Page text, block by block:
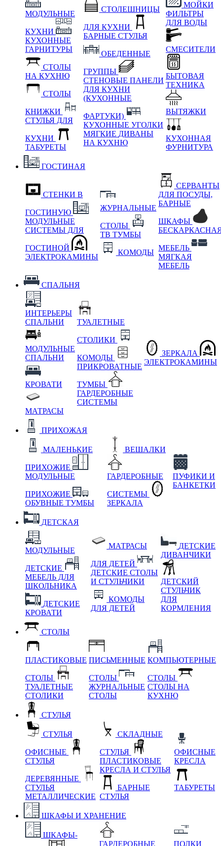
МОДУЛЬНЫЕ
КУХНИ
КУХОННЫЕ
ГАРНИТУРЫ
СТОЛЫ
НА КУХНЮ
СТОЛЫ
КНИЖКИ
СТУЛЬЯ ДЛЯ
КУХНИ
ТАБУРЕТЫ
СТОЛЕШНИЦЫ
ДЛЯ КУХНИ
БАРНЫЕ СТУЛЬЯ
ОБЕДЕННЫЕ
ГРУППЫ
СТЕНОВЫЕ ПАНЕЛИ
ДЛЯ КУХНИ
(КУХОННЫЕ
ФАРТУКИ)
КУХОННЫЕ УГОЛКИ
МЯГКИЕ ДИВАНЫ
НА КУХНЮ
МОЙКИ
ФИЛЬТРЫ
ДЛЯ ВОДЫ
СМЕСИТЕЛИ
БЫТОВАЯ
ТЕХНИКА
ВЫТЯЖКИ
КУХОННАЯ
ФУРНИТУРА
ГОСТИНАЯ
СТЕНКИ В
ГОСТИНУЮ
МОДУЛЬНЫЕ
СИСТЕМЫ ДЛЯ
ГОСТИНОЙ
ЭЛЕКТРОКАМИНЫ
ЖУРНАЛЬНЫЕ
СТОЛЫ
ТВ ТУМБЫ
КОМОДЫ
СЕРВАНТЫ
ДЛЯ ПОСУДЫ,
БАРНЫЕ
ШКАФЫ
МЕБЕЛЬ
МЯГКАЯ
МЕБЕЛЬ
СПАЛЬНЯ
ИНТЕРЬЕРЫ
СПАЛЬНИ
МОДУЛЬНЫЕ
СПАЛЬНИ
КРОВАТИ
МАТРАСЫ
ТУАЛЕТНЫЕ
СТОЛИКИ
КОМОДЫ
ПРИКРОВАТНЫЕ
ТУМБЫ
ГАРДЕРОБНЫЕ
СИСТЕМЫ
ЗЕРКАЛА
ЭЛЕКТРОКАМИНЫ
ПРИХОЖАЯ
МАЛЕНЬКИЕ
ПРИХОЖИЕ
МОДУЛЬНЫЕ
ПРИХОЖИЕ
ОБУВНЫЕ ТУМБЫ
ВЕШАЛКИ
ГАРДЕРОБНЫЕ
СИСТЕМЫ
ЗЕРКАЛА
ПУФИКИ И
БАНКЕТКИ
ДЕТСКАЯ
МОДУЛЬНЫЕ
ДЕТСКИЕ
МЕБЕЛЬ ДЛЯ
ШКОЛЬНИКА
ДЕТСКИЕ
КРОВАТИ
МАТРАСЫ
ДЛЯ ДЕТЕЙ
ДЕТСКИЕ СТОЛЫ
И СТУЛЬЧИКИ
КОМОДЫ
ДЛЯ ДЕТЕЙ
ДЕТСКИЕ
ДИВАНЧИКИ
ДЕТСКИЙ
СТУЛЬЧИК
ДЛЯ
КОРМЛЕНИЯ
СТОЛЫ
ПЛАСТИКОВЫЕ
СТОЛЫ
ТУАЛЕТНЫЕ
СТОЛИКИ
ПИСЬМЕННЫЕ
СТОЛЫ
ЖУРНАЛЬНЫЕ
СТОЛЫ
КОМПЬЮТЕРНЫЕ
СТОЛЫ
СТОЛЫ НА
КУХНЮ
СТУЛЬЯ
СТУЛЬЯ
ОФИСНЫЕ
СТУЛЬЯ
ДЕРЕВЯННЫЕ
СТУЛЬЯ
МЕТАЛЛИЧЕСКИЕ
СКЛАДНЫЕ
СТУЛЬЯ
ПЛАСТИКОВЫЕ
КРЕСЛА И СТУЛЬЯ
БАРНЫЕ
СТУЛЬЯ
ОФИСНЫЕ
КРЕСЛА
ТАБУРЕТЫ
ШКАФЫ И ХРАНЕНИЕ
ШКАФЫ-
ГАРДЕРОБНЫЕ
ПОЛКИ